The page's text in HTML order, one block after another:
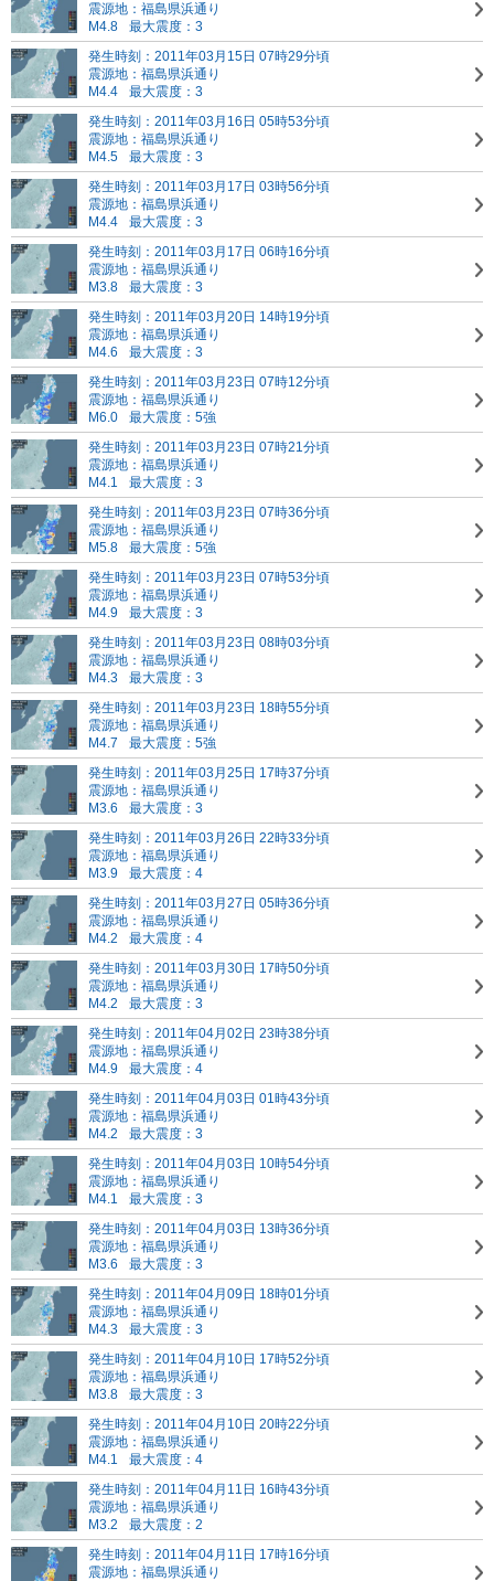
震源地：福島県浜通り
M4.8
最大震度：3
発生時刻：2011年03月15日 07時29分頃
震源地：福島県浜通り
M4.4
最大震度：3
発生時刻：2011年03月16日 05時53分頃
震源地：福島県浜通り
M4.5
最大震度：3
発生時刻：2011年03月17日 03時56分頃
震源地：福島県浜通り
M4.4
最大震度：3
発生時刻：2011年03月17日 06時16分頃
震源地：福島県浜通り
M3.8
最大震度：3
発生時刻：2011年03月20日 14時19分頃
震源地：福島県浜通り
M4.6
最大震度：3
発生時刻：2011年03月23日 07時12分頃
震源地：福島県浜通り
M6.0
最大震度：5強
発生時刻：2011年03月23日 07時21分頃
震源地：福島県浜通り
M4.1
最大震度：3
発生時刻：2011年03月23日 07時36分頃
震源地：福島県浜通り
M5.8
最大震度：5強
発生時刻：2011年03月23日 07時53分頃
震源地：福島県浜通り
M4.9
最大震度：3
発生時刻：2011年03月23日 08時03分頃
震源地：福島県浜通り
M4.3
最大震度：3
発生時刻：2011年03月23日 18時55分頃
震源地：福島県浜通り
M4.7
最大震度：5強
発生時刻：2011年03月25日 17時37分頃
震源地：福島県浜通り
M3.6
最大震度：3
発生時刻：2011年03月26日 22時33分頃
震源地：福島県浜通り
M3.9
最大震度：4
発生時刻：2011年03月27日 05時36分頃
震源地：福島県浜通り
M4.2
最大震度：4
発生時刻：2011年03月30日 17時50分頃
震源地：福島県浜通り
M4.2
最大震度：3
発生時刻：2011年04月02日 23時38分頃
震源地：福島県浜通り
M4.9
最大震度：4
発生時刻：2011年04月03日 01時43分頃
震源地：福島県浜通り
M4.2
最大震度：3
発生時刻：2011年04月03日 10時54分頃
震源地：福島県浜通り
M4.1
最大震度：3
発生時刻：2011年04月03日 13時36分頃
震源地：福島県浜通り
M3.6
最大震度：3
発生時刻：2011年04月09日 18時01分頃
震源地：福島県浜通り
M4.3
最大震度：3
発生時刻：2011年04月10日 17時52分頃
震源地：福島県浜通り
M3.8
最大震度：3
発生時刻：2011年04月10日 20時22分頃
震源地：福島県浜通り
M4.1
最大震度：4
発生時刻：2011年04月11日 16時43分頃
震源地：福島県浜通り
M3.2
最大震度：2
発生時刻：2011年04月11日 17時16分頃
震源地：福島県浜通り